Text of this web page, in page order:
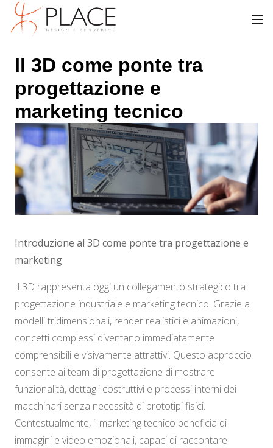
Il 3D come ponte tra
progettazione e
marketing tecnico
Introduzione al 3D come ponte tra progettazione e
marketing
Il 3D rappresenta oggi un collegamento strategico tra
progettazione industriale e marketing tecnico. Grazie a
modelli tridimensionali, render realistici e animazioni,
concetti complessi diventano immediatamente
comprensibili e visivamente attrattivi. Questo approccio
consente ai team di progettazione di mostrare
funzionalità, dettagli costruttivi e processi interni dei
macchinari senza necessità di prototipi fisici.
Contestualmente, il marketing tecnico beneficia di
immagini e video emozionali, capaci di raccontare